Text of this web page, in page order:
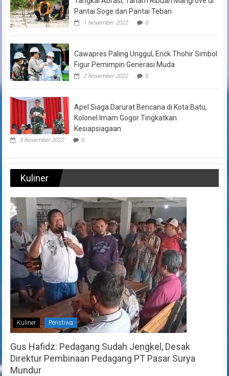
Pantai Soge dan Pantai Teban
1 November 2022 0
Cawapres Paling Unggul, Erick Thohir Simbol
Figur Pemimpin Generasi Muda
2 November 2022 0
Apel Siaga Darurat Bencana di Kota Batu,
Kolonel Imam Gogor Tingkatkan
Kesiapsiagaan
3 November 2022 0
Kuliner
Kuliner Peristiwa
Gus Hafidz: Pedagang Sudah Jengkel, Desak
Direktur Pembinaan Pedagang PT Pasar Surya
Mundur